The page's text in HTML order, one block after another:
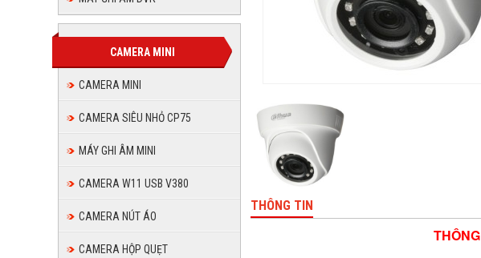
CAMERA MINI
CAMERA MINI
CAMERA SIÊU NHỎ CP75
MÁY GHI ÂM MINI
CAMERA W11 USB V380
CAMERA NÚT ÁO
CAMERA HỘP QUẸT
THÔNG TIN